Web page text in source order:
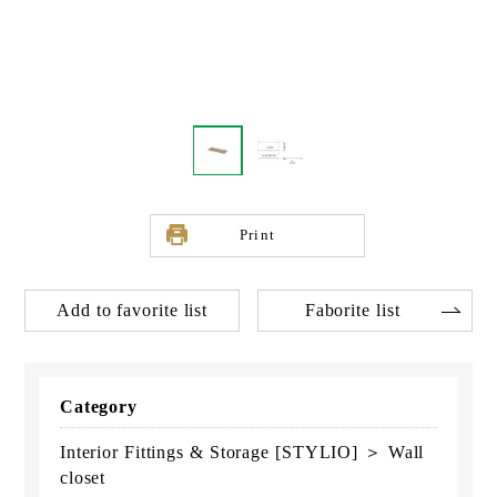
Print
Add to favorite list Faborite list
Category
Interior Fittings & Storage [STYLIO] ＞ Wall
closet